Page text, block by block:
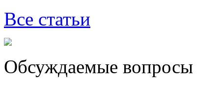
Все статьи
Обсуждаемые вопросы